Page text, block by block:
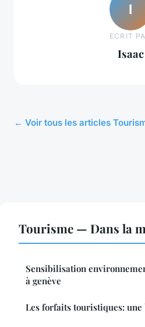
I
ECRIT
Isaac
← Voir tous les articles
Tourisme — Dans la
Sensibilisation
à genève
Les forfaits touristiques: une